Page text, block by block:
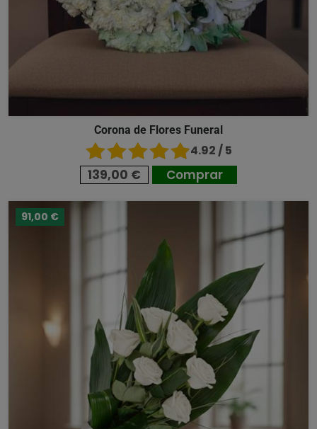
Corona de Flores Funeral
4.92 / 5
139,00 € Comprar
91,00 €